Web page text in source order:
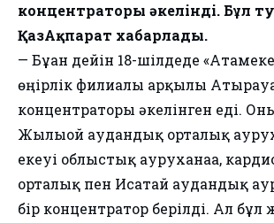
концентраторы әкелінді. Бұл
ҚазАқпарат хабарлады.
— Бұған дейін 18-шілдеде
өңірлік филиалы арқылы
концентраторы әкелінген еді.
Жылыой аудандық орталық
екеуі облыстық ауруханаға,
орталық пен Исатай аудандық
бір концентратор берілді. Ал бұл